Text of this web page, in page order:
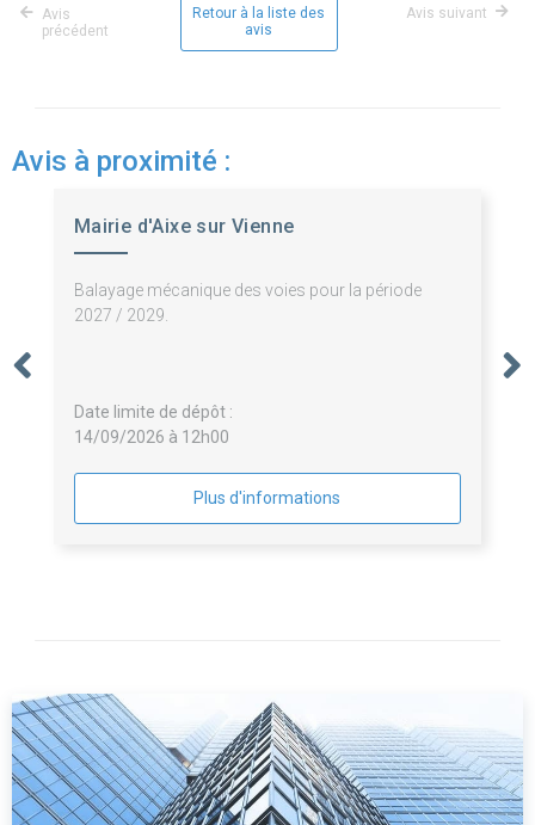
Avis
précédent
Retour à la liste des
avis
Avis suivant
Avis à proximité :
Mairie d'Aixe sur Vienne
Balayage mécanique des voies pour la période
2027 / 2029.
Date limite de dépôt :
14/09/2026 à 12h00
Plus d'informations